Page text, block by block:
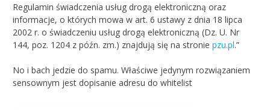
Regulamin świadczenia usług drogą elektroniczną oraz
informacje, o których mowa w art. 6 ustawy z dnia 18 lipca
2002 r. o świadczeniu usług drogą elektroniczną (Dz. U. Nr
144, poz. 1204 z późn. zm.) znajdują się na stronie pzu.pl.”
No i bach jedzie do spamu. Właściwe jedynym rozwiązaniem
sensownym jest dopisanie adresu do whitelist